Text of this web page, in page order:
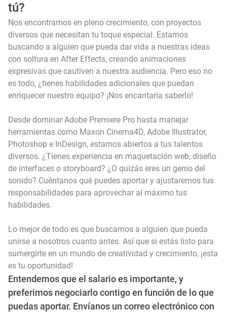
tú?
Nos encontramos en pleno crecimiento, con proyectos
diversos que necesitan tu toque especial. Estamos
buscando a alguien que pueda dar vida a nuestras ideas
con soltura en After Effects, creando animaciones
expresivas que cautiven a nuestra audiencia. Pero eso no
es todo, ¿tienes habilidades adicionales que puedan
enriquecer nuestro equipo? ¡Nos encantaría saberlo!
Desde dominar Adobe Premiere Pro hasta manejar
herramientas como Maxon Cinema4D, Adobe Illustrator,
Photoshop e InDesign, estamos abiertos a tus talentos
diversos. ¿Tienes experiencia en maquetación web, diseño
de interfaces o storyboard? ¿O quizás eres un genio del
sonido? Cuéntanos qué puedes aportar y ajustaremos tus
responsabilidades para aprovechar al máximo tus
habilidades.
Lo mejor de todo es que buscamos a alguien que pueda
unirse a nosotros cuanto antes. Así que si estás listo para
sumergirte en un mundo de creatividad y crecimiento, ¡esta
es tu oportunidad!
Entendemos que el salario es importante, y
preferimos negociarlo contigo en función de lo que
puedas aportar. Envíanos un correo electrónico con